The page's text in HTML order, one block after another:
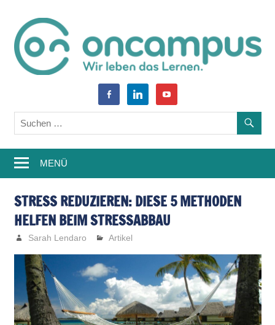
springen
oncampus-
Blog
–
Weiterbildung,
Studium,
Wissen
Learning
facebook-
alt
linkedin youtube
MENÜ
STRESS REDUZIEREN: DIESE 5 METHODEN
HELFEN BEIM STRESSABBAU
Sarah Lendaro Artikel